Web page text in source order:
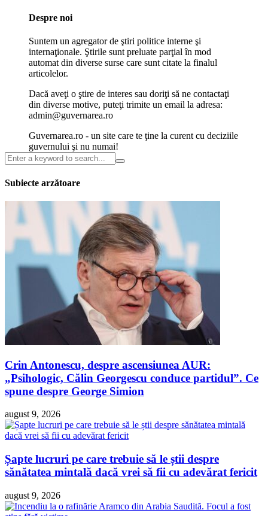
Despre noi
Suntem un agregator de ştiri politice interne şi
internaţionale. Ştirile sunt preluate parţial în mod
automat din diverse surse care sunt citate la finalul
articolelor.
Dacă aveţi o ştire de interes sau doriţi să ne contactaţi
din diverse motive, puteţi trimite un email la adresa:
admin@guvernarea.ro
Guvernarea.ro - un site care te ţine la curent cu deciziile
guvernului şi nu numai!
Subiecte arzătoare
Crin Antonescu, despre ascensiunea AUR:
„Psihologic, Călin Georgescu conduce partidul”. Ce
spune despre George Simion
august 9, 2026
Șapte lucruri pe care trebuie să le știi despre
sănătatea mintală dacă vrei să fii cu adevărat fericit
august 9, 2026